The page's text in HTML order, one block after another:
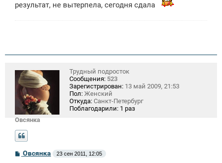
результат, не вытерпела, сегодня сдала
Овсянка
Трудный подросток
Сообщения: 523
Зарегистрирован: 13 май 2009, 21:53
Пол: Женский
Откуда: Санкт-Петербург
Поблагодарили: 1 раз
С
о
Овсянка 23 сен 2011, 12:05